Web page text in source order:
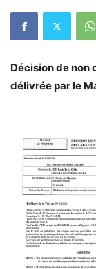
Décision de non
délivrée par le